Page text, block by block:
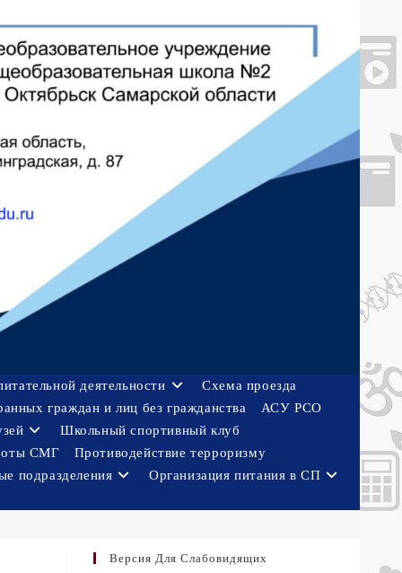
деятельности
Схема проезда
граждан и лиц без гражданства
АСУ РСО
Школьный спортивный клуб
СМГ
Противодействие терроризму
подразделения
Организация питания в СП
Версия Для Слабовидящих